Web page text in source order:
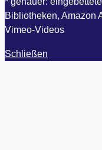
Bibliotheken, Amazon
Vimeo-Videos
Schließen